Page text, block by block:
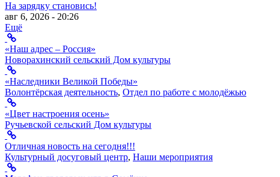
На зарядку становись!
авг 6, 2026 - 20:26
Ещё
«Наш адрес – Россия»
Новорахинский сельский Дом культуры
«Наследники Великой Победы»
Волонтёрская деятельность, Отдел по работе с молодёжью
«Цвет настроения осень»
Ручьевской сельский Дом культуры
Отличная новость на сегодня!!!
Культурный досуговый центр, Наши мероприятия